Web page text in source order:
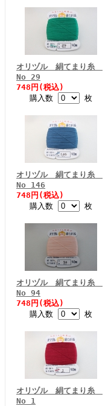
オリヅル 絹てまり糸
No 29
748円(税込)
購入数
枚
オリヅル 絹てまり糸
No 146
748円(税込)
購入数
枚
オリヅル 絹てまり糸
No 94
748円(税込)
購入数
枚
オリヅル 絹てまり糸
No 1